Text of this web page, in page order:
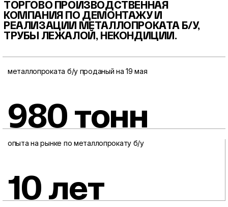
ТОРГОВО ПРОИЗВОДСТВЕННАЯ
КОМПАНИЯ ПО ДЕМОНТАЖУ И
РЕАЛИЗАЦИИ МЕТАЛЛОПРОКАТА Б/У,
ТРУБЫ ЛЕЖАЛОЙ, НЕКОНДИЦИИ.
металлопроката б/у проданый на 19 мая
980 тонн
опыта на рынке по металлопрокату б/у
10 лет